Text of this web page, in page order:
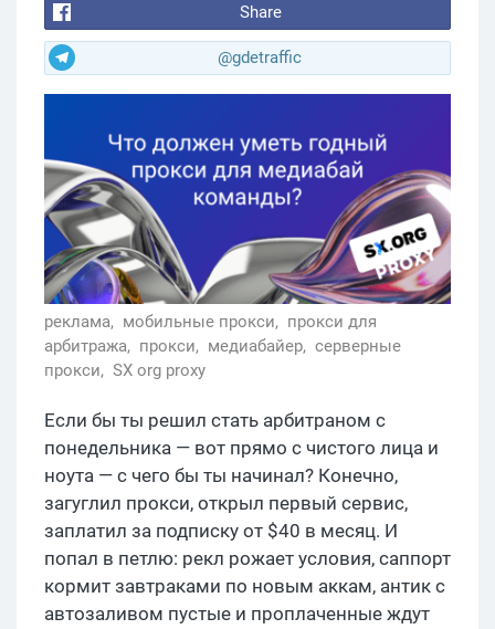
Share
@gdetraffic
реклама, мобильные прокси, прокси для
арбитража, прокси, медиабайер, серверные
прокси, SX org proxy
Если бы ты решил стать арбитраном с
понедельника — вот прямо с чистого лица и
ноута — с чего бы ты начинал? Конечно,
загуглил прокси, открыл первый сервис,
заплатил за подписку от $40 в месяц. И
попал в петлю: рекл рожает условия, саппорт
кормит завтраками по новым аккам, антик с
автозаливом пустые и проплаченные ждут